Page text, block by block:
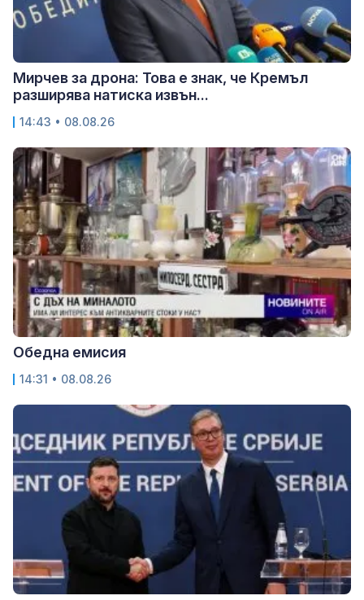
Мирчев за дрона: Това е знак, че Кремъл
разширява натиска извън...
14:43 • 08.08.26
Обедна емисия
14:31 • 08.08.26